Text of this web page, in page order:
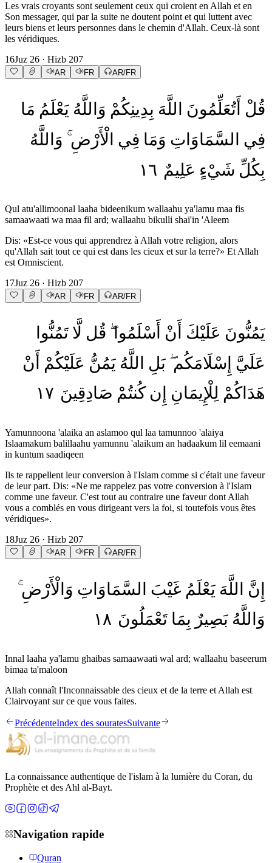
Les vrais croyants sont seulement ceux qui croient en Allah et en
Son messager, qui par la suite ne doutent point et qui luttent avec
leurs biens et leurs personnes dans le chemin d'Allah. Ceux-là sont
les véridiques.
16Juz 26 · Hizb 207
AR FR AR/FR
قُلْ أَتُعَلِّمُونَ اللَّهَ بِدِينِكُمْ وَاللَّهُ يَعْلَمُ مَا
فِي السَّمَاوَاتِ وَمَا فِي الْأَرْضِ وَاللَّهُ
بِكُلِّ شَيْءٍ عَلِيمٌ ١٦
Qul atu'allimoonal laaha bideenikum wallaahu ya'lamu maa fis
samaawaati wa maa fil ard; wallaahu bikulli shai'in 'Aleem
Dis: «Est-ce vous qui apprendrez à Allah votre religion, alors
qu'Allah sait tout ce qui est dans les cieux et sur la terre?» Et Allah
est Omniscient.
17Juz 26 · Hizb 207
AR FR AR/FR
يَمُنُّونَ عَلَيْكَ أَنْ أَسْلَمُوا قُل لَّا تَمُنُّوا
عَلَيَّ إِسْلَامَكُم بَلِ اللَّهُ يَمُنُّ عَلَيْكُمْ
أَنْ
هَدَاكُمْ لِلْإِيمَانِ إِن كُنتُمْ صَادِقِينَ ١٧
Yamunnoona 'alaika an aslamoo qul laa tamunnoo 'alaiya
Islaamakum balillaahu yamunnu 'alaikum an hadaakum lil eemaani
in kuntum saadiqeen
Ils te rappellent leur conversion à l'Islam comme si c'était une faveur
de leur part. Dis: «Ne me rappelez pas votre conversion à l'Islam
comme une faveur. C'est tout au contraire une faveur dont Allah
vous a comblés en vous dirigeant vers la foi, si toutefois vous êtes
véridiques».
18Juz 26 · Hizb 207
AR FR AR/FR
إِنَّ اللَّهَ يَعْلَمُ غَيْبَ السَّمَاوَاتِ وَالْأَرْضِ
وَاللَّهُ بَصِيرٌ بِمَا تَعْمَلُونَ ١٨
Innal laaha ya'lamu ghaibas samaawaati wal ard; wallaahu baseerum
bimaa ta'maloon
Allah connaît l'Inconnaissable des cieux et de la terre et Allah est
Clairvoyant sur ce que vous faites.
PrécédenteIndex des souratesSuivante
La connaissance authentique de l'islam à la lumière du Coran, du
Prophète et des Ahl al-Bayt.
Navigation rapide
Quran